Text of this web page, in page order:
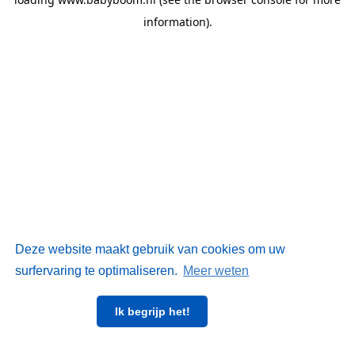
Deze website maakt gebruik van cookies om uw
surfervaring te optimaliseren. Meer weten
Ik begrijp het!
information).